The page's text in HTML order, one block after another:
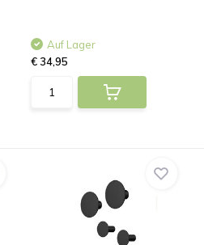
Auf Lager
€ 34,95